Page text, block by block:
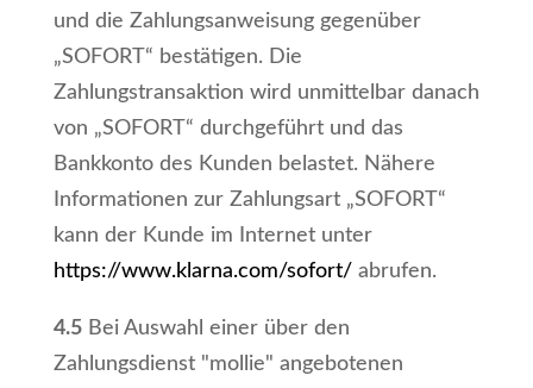
und die Zahlungsanweisung gegenüber
„SOFORT“ bestätigen. Die
Zahlungstransaktion wird unmittelbar danach
von „SOFORT“ durchgeführt und das
Bankkonto des Kunden belastet. Nähere
Informationen zur Zahlungsart „SOFORT“
kann der Kunde im Internet unter
https://www.klarna.com/sofort/ abrufen.
4.5Bei Auswahl einer über den
Zahlungsdienst "mollie" angebotenen